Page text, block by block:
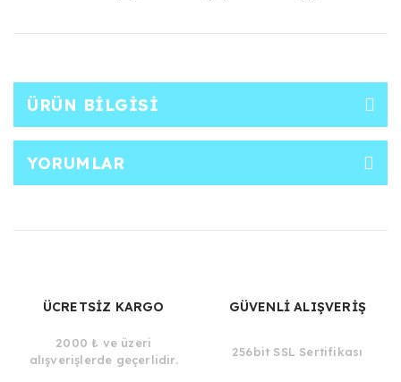
ÜRÜN BILGISI
YORUMLAR
ÜCRETSİZ KARGO
2000 ₺ ve üzeri
alışverişlerde geçerlidir.
GÜVENLİ ALIŞVERİŞ
256bit SSL Sertifikası